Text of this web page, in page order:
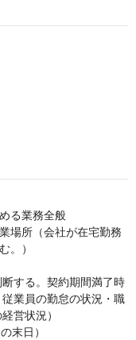
る業務全般
場所（会社が在宅勤務
。）
する。契約期間満了時
業員の勤怠の状況・職
営状況）
末日）